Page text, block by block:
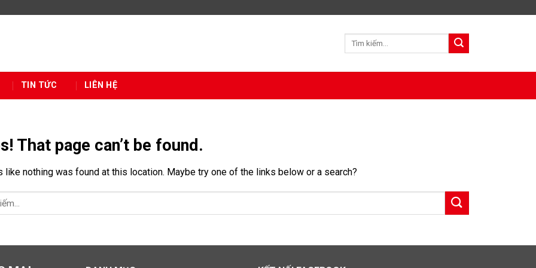
TIN TỨC LIÊN HỆ
That page can’t be found.
like nothing was found at this location. Maybe try one of the links below or a search?